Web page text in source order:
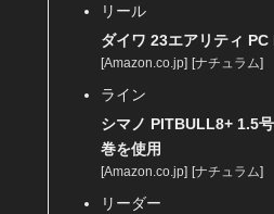
リール
ダイワ 23エアリティ PC
[Amazon.co.jp] [ナチュラム]
ライン
シマノ PITBULL8+ 1.5
巻を使用
[Amazon.co.jp] [ナチュラム]
リーダー